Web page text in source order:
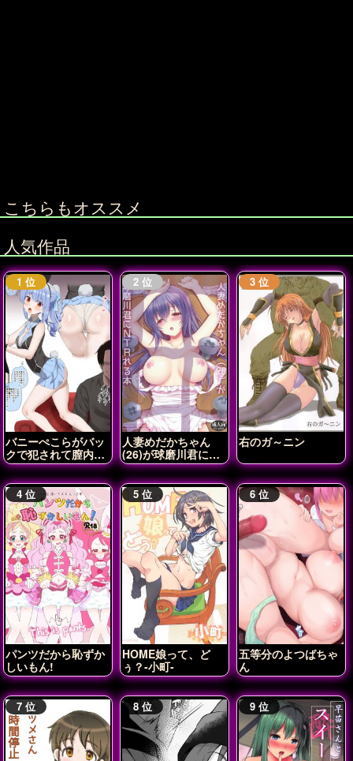
こちらもオススメ
人気作品
バニーぺこらがバッ
クで犯されて膣内射
精されちゃう♡
人妻めだかちゃん
(26)が球磨川君に
NTRれる本
右のガ～ニン
パンツだから恥ずか
しいもん!
HOME娘って、ど
ぅ？-小町-
五等分のよつばちゃ
ん